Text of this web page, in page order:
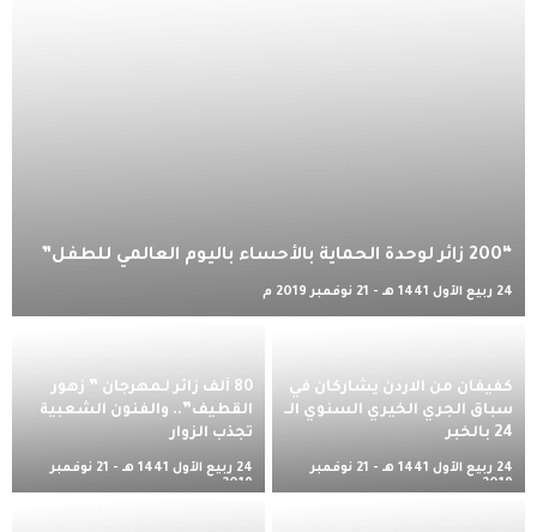
“200 زائر لوحدة الحماية بالأحساء باليوم العالمي للطفل”
24 ربيع الأول 1441 هـ - 21 نوفمبر 2019 م
كفيفان من الاردن يشاركان في
سباق الجري الخيري السنوي الــ
24 بالخبر
24 ربيع الأول 1441 هـ - 21 نوفمبر
2019 م
80 ألف زائر لـمهرجان ” زهور
القطيف”.. والفنون الشعبية
تجذب الزوار
24 ربيع الأول 1441 هـ - 21 نوفمبر
2019 م